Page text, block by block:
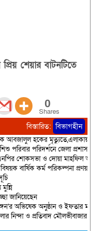
শেয়ার বাটনটিতে
0
Shares
বিস্তারিত: বিভাগহীন
আবজালুল হকের মৃত্যুতে,এলাকায়
পরিবার পরিদর্শনে জেলা
শোকসভা ও দোয়া মাহফিল
বার্ষিক কর্ম পরিকল্পনা
জানিয়েছেন
অভিষেক অনুষ্ঠান ও ইফতার
নিন্দা ও প্রতিবাদ মৌলভীবাজার